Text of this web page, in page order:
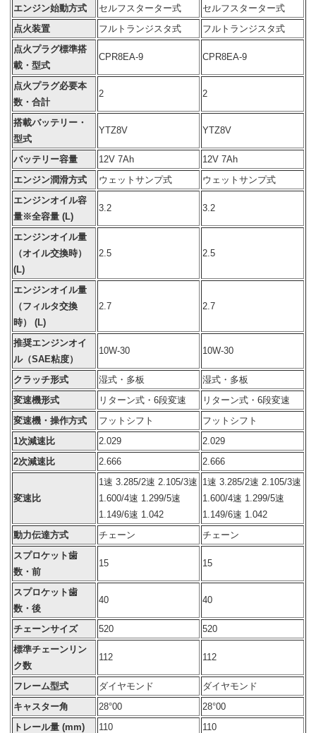
エンジン始動方式 セルフスターター式
セルフスターター式
点火装置
フルトランジスタ式
フルトランジスタ式
点火プラグ標準搭
載・型式
CPR8EA-9 CPR8EA-9
点火プラグ必要本
数・合計
2 2
搭載バッテリー・
型式
YTZ8V YTZ8V
バッテリー容量 12V 7Ah
12V 7Ah
エンジン潤滑方式
ウェットサンプ式
ウェットサンプ式
エンジンオイル容
量※全容量 (L)
3.2 3.2
エンジンオイル量
（オイル交換時）
(L)
2.5 2.5
エンジンオイル量
（フィルタ交換
時） (L)
2.7 2.7
推奨エンジンオイ
ル（SAE粘度）
10W-30 10W-30
クラッチ形式 湿式・多板
湿式・多板
変速機形式
リターン式・6段変速
リターン式・6段変速
変速機・操作方式
フットシフト
フットシフト
1次減速比
2.029
2.029
2次減速比
2.666 2.666
変速比
1速 3.285/2速 2.105/3速
1.600/4速 1.299/5速
1.149/6速 1.042
1速 3.285/2速 2.105/3速
1.600/4速 1.299/5速
1.149/6速 1.042
動力伝達方式
チェーン
チェーン
スプロケット歯
数・前
15 15
スプロケット歯
数・後
40 40
チェーンサイズ 520
520
標準チェーンリン
ク数
112 112
フレーム型式 ダイヤモンド
ダイヤモンド
キャスター角
28°00
28°00
トレール量 (mm)
110
110